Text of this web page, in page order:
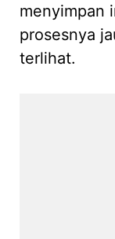
menyimpan
prosesnya
terlihat.